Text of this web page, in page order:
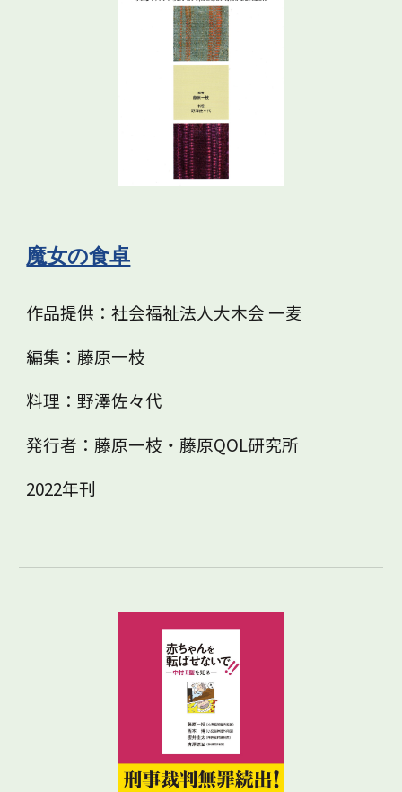
魔女の食卓
作品提供：社会福祉法人大木会 一麦
編集：藤原一枝
料理：野澤佐々代
発行者：藤原一枝・藤原QOL研究所
2022年刊